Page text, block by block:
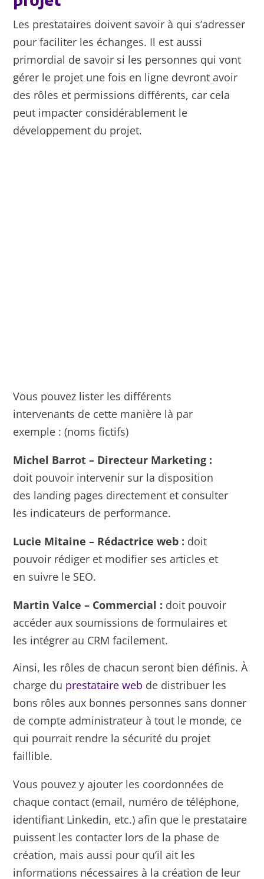
Les prestataires doivent savoir à qui s’adresser
pour faciliter les échanges. Il est aussi
primordial de savoir si les personnes qui vont
gérer le projet une fois en ligne devront avoir
des rôles et permissions différents, car cela
peut impacter considérablement le
développement du projet.
Vous pouvez lister les différents
intervenants de cette manière là par
exemple : (noms fictifs)
Michel Barrot – Directeur Marketing :
doit pouvoir intervenir sur la disposition
des landing pages directement et consulter
les indicateurs de performance.
Lucie Mitaine – Rédactrice web : doit
pouvoir rédiger et modifier ses articles et
en suivre le SEO.
Martin Valce – Commercial : doit pouvoir
accéder aux soumissions de formulaires et
les intégrer au CRM facilement.
Ainsi, les rôles de chacun seront bien définis. À
charge du prestataire web de distribuer les
bons rôles aux bonnes personnes sans donner
de compte administrateur à tout le monde, ce
qui pourrait rendre la sécurité du projet
faillible.
Vous pouvez y ajouter les coordonnées de
chaque contact (email, numéro de téléphone,
identifiant Linkedin, etc.) afin que le prestataire
puissent les contacter lors de la phase de
création, mais aussi pour qu’il ait les
informations nécessaires à la création de leur